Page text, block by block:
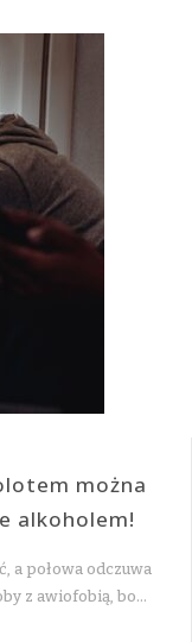
można
alkoholem!
a połowa odczuwa
z awiofobią, bo…